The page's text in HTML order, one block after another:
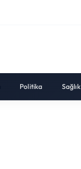
Politika Sağlık